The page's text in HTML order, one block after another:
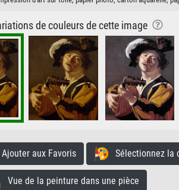
de couleurs de cette image
Ajouter aux Favoris Sélectionnez la
Vue de la peinture dans une pièce